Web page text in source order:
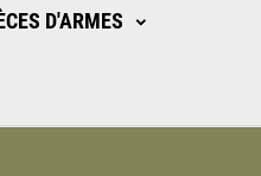
D'ARMES